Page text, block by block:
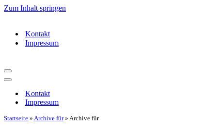
Zum Inhalt springen
Kontakt
Impressum
Navigationsmenü
Navigationsmenü
Kontakt
Impressum
Startseite » Archive für» Archive für